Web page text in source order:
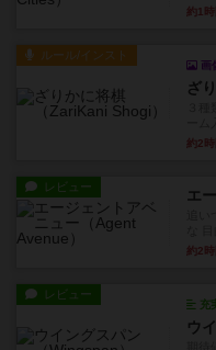
約1
ルール/インスト
画
ざ
約2
レビュー エ
約2
レビュー
充
ウ